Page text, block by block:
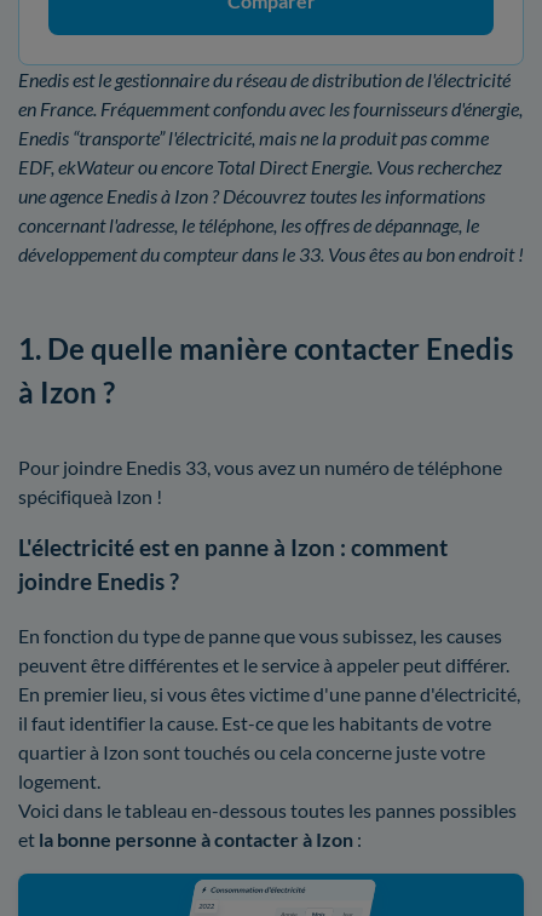
Enedis est le gestionnaire du réseau de distribution de l'électricité
en France. Fréquemment confondu avec les fournisseurs d'énergie,
Enedis “transporte” l'électricité, mais ne la produit pas comme
EDF, ekWateur ou encore Total Direct Energie. Vous recherchez
une agence Enedis à Izon ? Découvrez toutes les informations
concernant l'adresse, le téléphone, les offres de dépannage, le
développement du compteur dans le 33. Vous êtes au bon endroit !
1. De quelle manière contacter Enedis
à Izon ?
Pour joindre Enedis 33, vous avez un numéro de téléphone
spécifiqueà Izon !
L'électricité est en panne à Izon : comment
joindre Enedis ?
En fonction du type de panne que vous subissez, les causes
peuvent être différentes et le service à appeler peut différer.
En premier lieu, si vous êtes victime d'une panne d'électricité,
il faut identifier la cause. Est-ce que les habitants de votre
quartier à Izon sont touchés ou cela concerne juste votre
logement.
Voici dans le tableau en-dessous toutes les pannes possibles
et la bonne personne à contacter à Izon :